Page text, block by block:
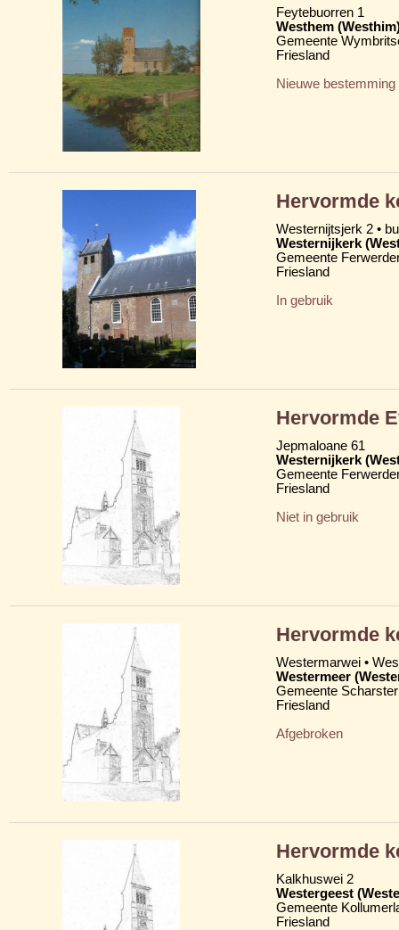
Feytebuorren 1
Westhem
Gemeente
Friesland
Nieuwe bestemming
Hervormde
Westernijtsjerk 2 •
Westernijkerk
Gemeente
Friesland
In gebruik
Hervormde
Jepmaloane 61
Westernijkerk
Gemeente
Friesland
Niet in gebruik
Hervormde
Westermarwei •
Westermeer
Gemeente
Friesland
Afgebroken
Hervormde
Kalkhuswei 2
Westergeest
Gemeente
Friesland